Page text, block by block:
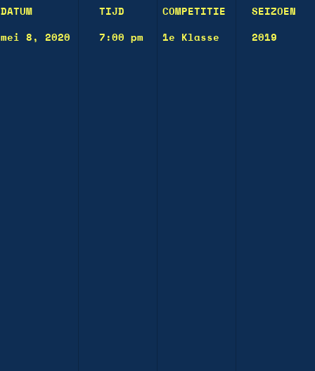
DATUM TIJD COMPETITIE SEIZOEN
mei 8, 2020 7:00 pm 1e Klasse 2019